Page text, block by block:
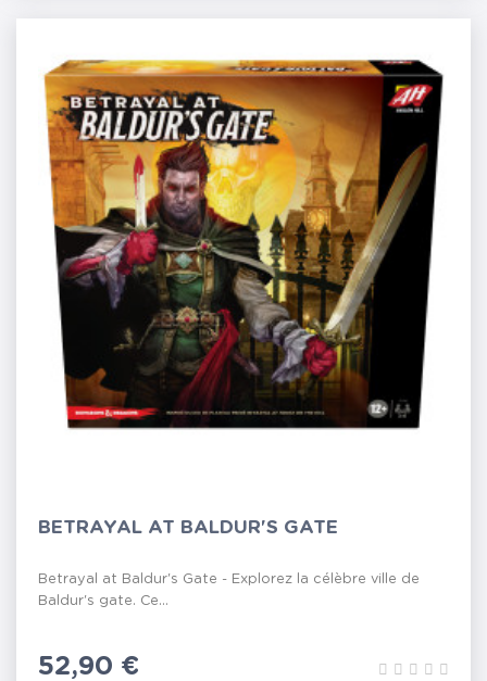
BETRAYAL AT BALDUR'S GATE
Betrayal at Baldur's Gate - Explorez la célèbre ville de
Baldur's gate. Ce...
Prix
52,90 €